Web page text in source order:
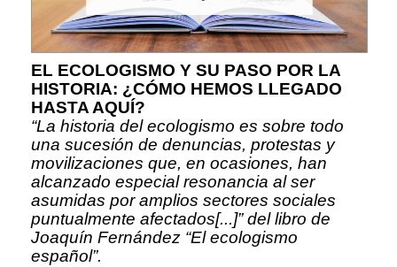
EL ECOLOGISMO Y SU PASO POR LA
HISTORIA: ¿CÓMO HEMOS LLEGADO
HASTA AQUÍ?
“La historia del ecologismo es sobre todo
una sucesión de denuncias, protestas y
movilizaciones que, en ocasiones, han
alcanzado especial resonancia al ser
asumidas por amplios sectores sociales
puntualmente afectados[...]” del libro de
Joaquín Fernández “El ecologismo
español”.